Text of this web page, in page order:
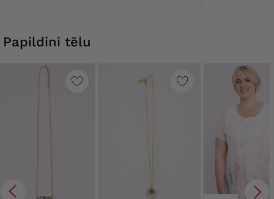
Papildini tēlu